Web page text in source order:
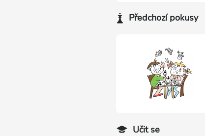
Předchozí pokusy
Učit se